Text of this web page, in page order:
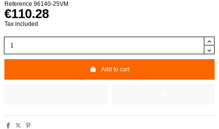
Reference 96140-25VM
€110.28
Tax included
Add to cart